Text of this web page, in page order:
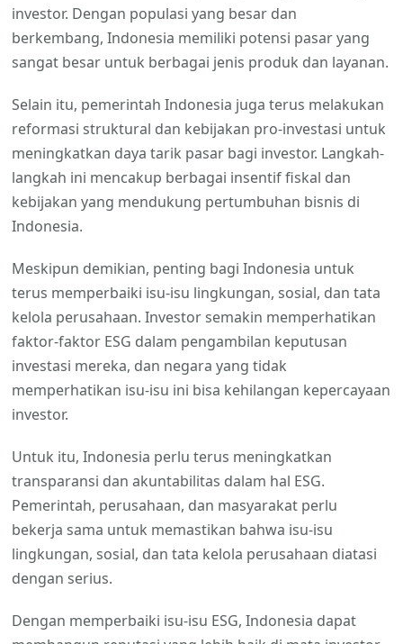
investor. Dengan populasi yang besar dan
berkembang, Indonesia memiliki potensi pasar yang
sangat besar untuk berbagai jenis produk dan layanan.
Selain itu, pemerintah Indonesia juga terus melakukan
reformasi struktural dan kebijakan pro-investasi untuk
meningkatkan daya tarik pasar bagi investor. Langkah-
langkah ini mencakup berbagai insentif fiskal dan
kebijakan yang mendukung pertumbuhan bisnis di
Indonesia.
Meskipun demikian, penting bagi Indonesia untuk
terus memperbaiki isu-isu lingkungan, sosial, dan tata
kelola perusahaan. Investor semakin memperhatikan
faktor-faktor ESG dalam pengambilan keputusan
investasi mereka, dan negara yang tidak
memperhatikan isu-isu ini bisa kehilangan kepercayaan
investor.
Untuk itu, Indonesia perlu terus meningkatkan
transparansi dan akuntabilitas dalam hal ESG.
Pemerintah, perusahaan, dan masyarakat perlu
bekerja sama untuk memastikan bahwa isu-isu
lingkungan, sosial, dan tata kelola perusahaan diatasi
dengan serius.
Dengan memperbaiki isu-isu ESG, Indonesia dapat